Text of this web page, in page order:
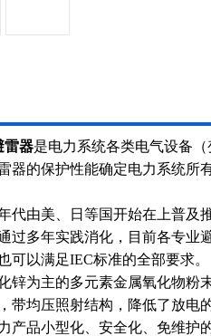
雷器是电力系统各类电气设备
器的保护性能确定电力系统
代由美、日等国开始在上普
过多年实践消化，目前各专业
可以满足IEC标准的全部要求。
锌为主的多元素金属氧化物
带均压照射结构，降低了放电
产品小型化、安全化、免维